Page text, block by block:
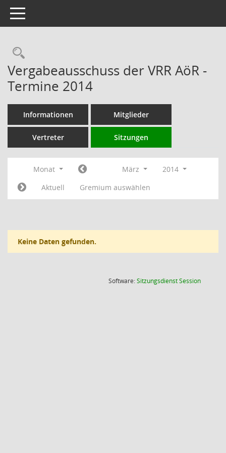
Toggle navigation
Rechercheauswahl
Vergabeausschuss der VRR AöR -
Termine 2014
Informationen Mitglieder
Vertreter Sitzungen
Monat März
2014
Aktuell
Gremium auswählen
Keine Daten gefunden.
Software:SitzungsdienstSession(Wird in